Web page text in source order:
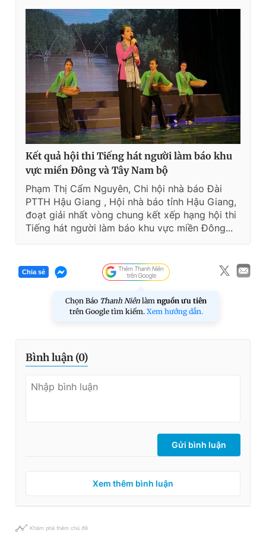
Kết quả hội thi Tiếng hát người làm báo khu
vực miền Đông và Tây Nam bộ
Phạm Thị Cẩm Nguyên, Chi hội nhà báo Đài
PTTH Hậu Giang , Hội nhà báo tỉnh Hậu Giang,
đoạt giải nhất vòng chung kết xếp hạng hội thi
Tiếng hát người làm báo khu vực miền Đông...
Chia sẻ
Chọn Báo Thanh Niên làm nguồn ưu tiên
trên Google tìm kiếm. Xem hướng dẫn.
Bình luận (0)
Gửi bình luận
Xem thêm bình luận
Khám phá thêm chủ đề